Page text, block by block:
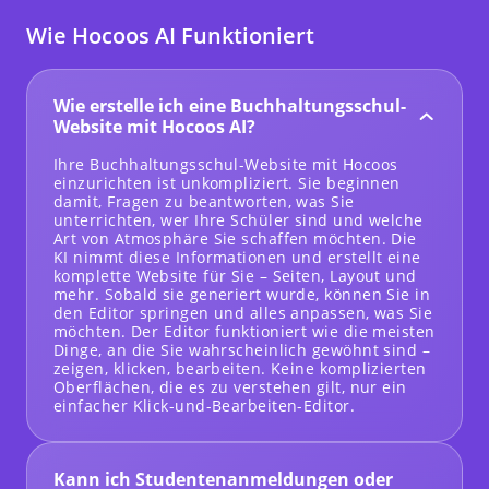
Wie Hocoos AI Funktioniert
Wie erstelle ich eine Buchhaltungsschul-
Website mit Hocoos AI?
Ihre Buchhaltungsschul-Website mit Hocoos
einzurichten ist unkompliziert. Sie beginnen
damit, Fragen zu beantworten, was Sie
unterrichten, wer Ihre Schüler sind und welche
Art von Atmosphäre Sie schaffen möchten. Die
KI nimmt diese Informationen und erstellt eine
komplette Website für Sie – Seiten, Layout und
mehr. Sobald sie generiert wurde, können Sie in
den Editor springen und alles anpassen, was Sie
möchten. Der Editor funktioniert wie die meisten
Dinge, an die Sie wahrscheinlich gewöhnt sind –
zeigen, klicken, bearbeiten. Keine komplizierten
Oberflächen, die es zu verstehen gilt, nur ein
einfacher Klick-und-Bearbeiten-Editor.
Kann ich Studentenanmeldungen oder